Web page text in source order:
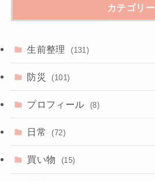
カテゴリー
生前整理 (131)
防災 (101)
プロフィール (8)
日常 (72)
買い物 (15)